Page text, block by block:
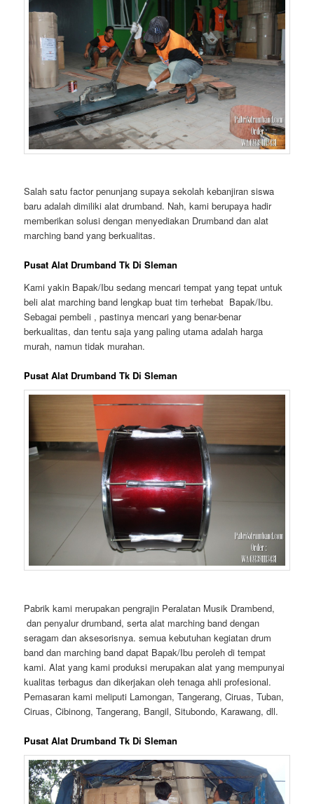
Salah satu factor penunjang supaya sekolah kebanjiran siswa
baru adalah dimiliki alat drumband. Nah, kami berupaya hadir
memberikan solusi dengan menyediakan Drumband dan alat
marching band yang berkualitas.
Pusat Alat Drumband Tk Di Sleman
Kami yakin Bapak/Ibu sedang mencari tempat yang tepat untuk
beli alat marching band lengkap buat tim terhebat Bapak/Ibu.
Sebagai pembeli , pastinya mencari yang benar-benar
berkualitas, dan tentu saja yang paling utama adalah harga
murah, namun tidak murahan.
Pusat Alat Drumband Tk Di Sleman
Pabrik kami merupakan pengrajin Peralatan Musik Drambend,
dan penyalur drumband, serta alat marching band dengan
seragam dan aksesorisnya. semua kebutuhan kegiatan drum
band dan marching band dapat Bapak/Ibu peroleh di tempat
kami. Alat yang kami produksi merupakan alat yang mempunyai
kualitas terbagus dan dikerjakan oleh tenaga ahli profesional.
Pemasaran kami meliputi Lamongan, Tangerang, Ciruas, Tuban,
Ciruas, Cibinong, Tangerang, Bangil, Situbondo, Karawang, dll.
Pusat Alat Drumband Tk Di Sleman